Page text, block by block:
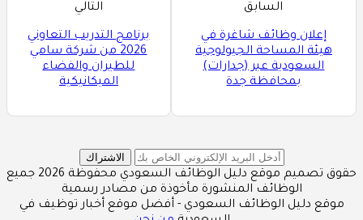
السابق
إعلان وظائف شاغرة في
هيئة المساحة الجيولوجية
السعودية عبر (جدارات)
بمحافظة جدة
التالي
برنامج التدريب التعاوني
2026 من شركة سامي
للطيران والفضاء
الميكانيكية
الاشتراك
حقوق تصميم موقع دليل الوظائف السعودي محفوظة 2026 جميع
الوظائف المنشورة مأخوذة من مصادر رسمية
موقع دليل الوظائف السعودي - أفضل موقع أخبار توظيف في